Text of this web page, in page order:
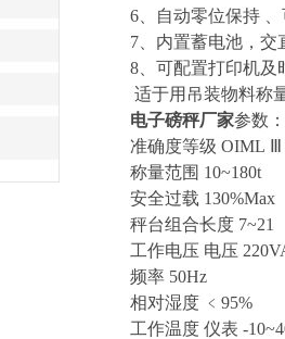
6、自动零位保持
7、内置蓄电池，交
8、可配置打印机及
适于用吊装物料称
电子磅秤厂家参数：
准确度等级 OIML Ⅲ
称量范围 10~180t
安全过载 130%Max
秤台组合长度 7~21
工作电压 电压
频率 50Hz
相对湿度 ﹤95%
工作温度 仪表 -